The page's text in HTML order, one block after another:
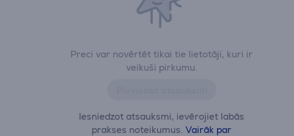
Preci var novērtēt tikai tie lietotāji, kuri ir
veikuši pirkumu.
Iesniedzot atsauksmi, ievērojiet labās
prakses noteikumus.Vairāk par